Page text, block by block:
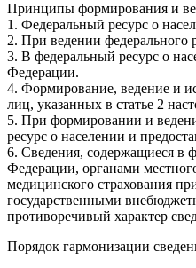
Принципы формирования и
1. Федеральный ресурс о
2. При ведении федерального
3. В федеральный ресурс о
Федерации.
4. Формирование, ведение и
лиц, указанных в статье 2
5. При формировании и
ресурс о населении и
6. Сведения, содержащиеся в
Федерации, органами
медицинского страхования
государственными
противоречивый характер
Порядок гармонизации